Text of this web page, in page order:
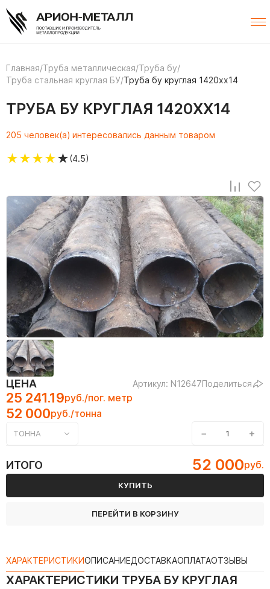
Главная/Труба металлическая/Труба бу/
Труба стальная круглая БУ/Труба бу круглая 1420хх14
ТРУБА БУ КРУГЛАЯ 1420ХХ14
205 человек(а) интересовались данным товаром
★★★★★(4.5)
ЦЕНА Артикул: N12647Поделиться
25 241.19руб./пог. метр
52 000руб./тонна
ТОННА − +
ИТОГО 52 000руб.
КУПИТЬ
ПЕРЕЙТИ В КОРЗИНУ
ХАРАКТЕРИСТИКИОПИСАНИЕДОСТАВКАОПЛАТАОТЗЫВЫ
ХАРАКТЕРИСТИКИ ТРУБА БУ КРУГЛАЯ